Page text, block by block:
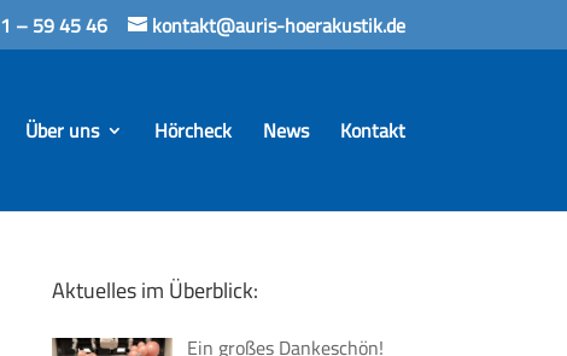
– 59 45 46 kontakt@auris-hoerakustik.de
Über uns Hörcheck News Kontakt
Aktuelles im Überblick:
Ein großes Dankeschön!